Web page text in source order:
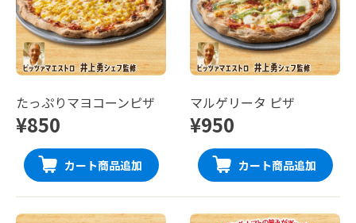
たっぷりマヨコーンピザ
¥850
カート商品追加
マルゲリータ ピザ
¥950
カート商品追加